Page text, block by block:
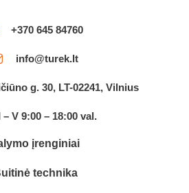
+370 645 84760
info@turek.lt
g. 30, LT-02241, Vilnius
– V 9:00 – 18:00 val.
įrenginiai
technika